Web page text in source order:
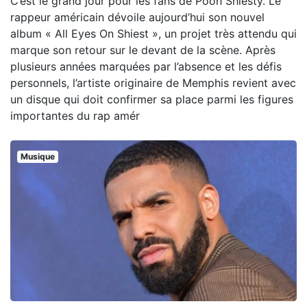
rappeur américain dévoile aujourd’hui son nouvel
album « All Eyes On Shiest », un projet très attendu qui
marque son retour sur le devant de la scène. Après
plusieurs années marquées par l’absence et les défis
personnels, l’artiste originaire de Memphis revient avec
un disque qui doit confirmer sa place parmi les figures
importantes du rap amér
Musique